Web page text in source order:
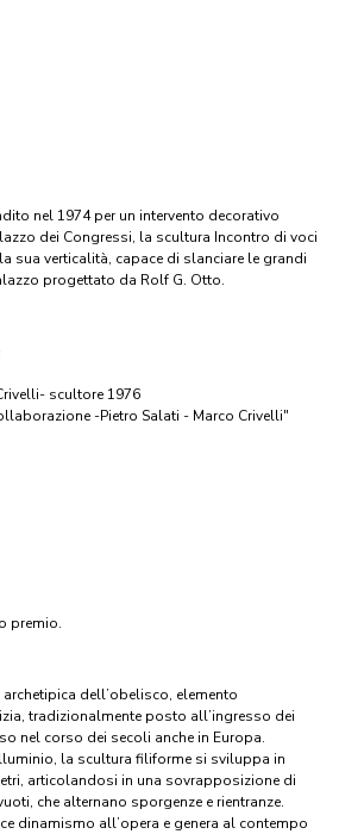
nel 1974 per un intervento decorativo
dei Congressi, la scultura Incontro di voci
sua verticalità, capace di slanciare le grandi
progettato da Rolf G. Otto.
scultore 1976
-Pietro Salati - Marco Crivelli"
premio.
dell’obelisco, elemento
tradizionalmente posto all’ingresso dei
nel corso dei secoli anche in Europa.
la scultura filiforme si sviluppa in
articolandosi in una sovrapposizione di
che alternano sporgenze e rientranze.
dinamismo all’opera e genera al contempo